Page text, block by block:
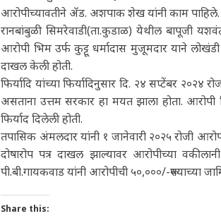
आरोपीच्यावतीने ॲड. अशपाक शेख यांनी काम पाहिले.
रानबांबुळी सिमरेवाडी(ता.कुडाळ) येथील बापूजी
आरोपी भिम उर्फ कुट्टू धर्मादास मुजूमदार याने
दाखल केली होती.
फिर्यादि यांच्या फिर्यादिनुसार दि. २४ सप्टेंबर
असताना उत्तम सरकार हा मयत झाला होता.
फिर्याद दिलेली होती.
तपासिक अंमलदार यांनी १ जानेवारी २०२५ रोजी
दोषारोप पत्र दाखल झाल्यावर आरोपीच्या
पी.बी.गायकवाड यांनी आरोपीची ५०,०००/-रूपयाच्या
Share this: